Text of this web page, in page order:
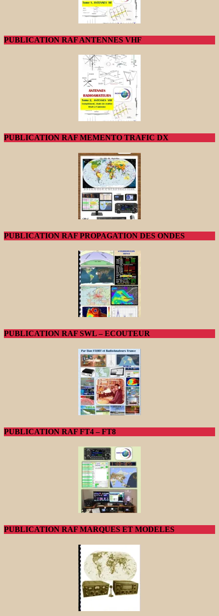
PUBLICATION RAF ANTENNES VHF
PUBLICATION RAF MEMENTO TRAFIC DX
PUBLICATION RAF PROPAGATION DES ONDES
PUBLICATION RAF SWL – ECOUTEUR
PUBLICATION RAF FT4 – FT8
PUBLICATION RAF MARQUES ET MODELES